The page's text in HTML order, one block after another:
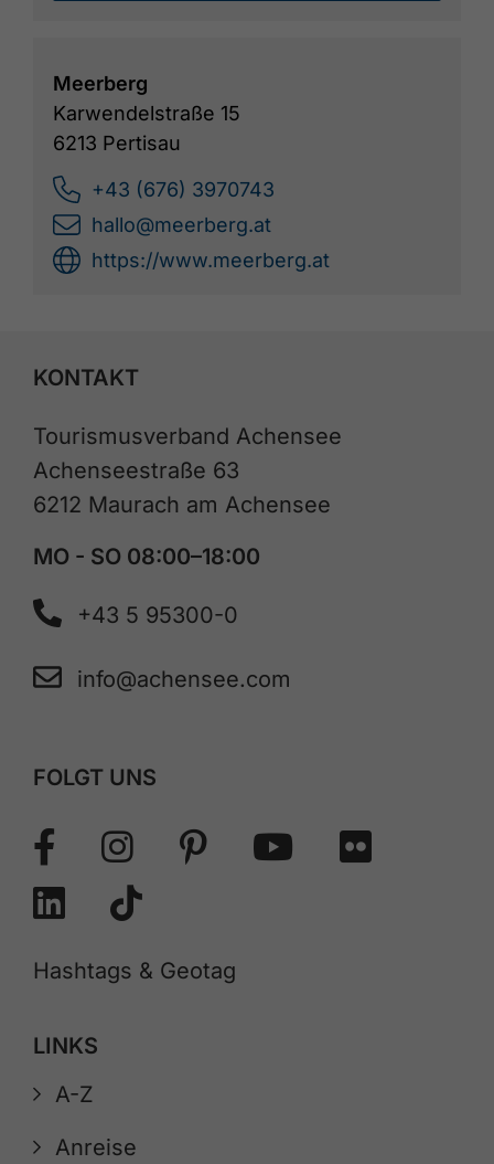
Meerberg
Karwendelstraße 15
6213 Pertisau
+43 (676) 3970743
hallo@meerberg.at
https://www.meerberg.at
KONTAKT
Tourismusverband Achensee
Achenseestraße 63
6212 Maurach am Achensee
MO - SO 08:00–18:00
+43 5 95300-0
info@achensee.com
FOLGT UNS
Hashtags & Geotag
LINKS
A-Z
Anreise